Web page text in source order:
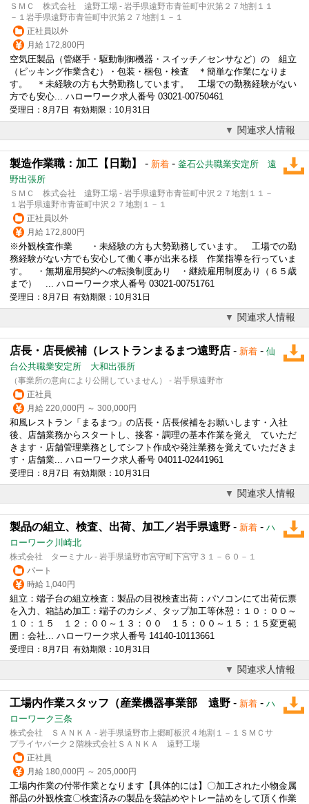
ＳＭＣ 株式会社 遠野工場 - 岩手県遠野市青笹町中沢第２７地割１１
－１岩手県遠野市青笹町中沢第２７地割１－１
正社員以外
月給 172,800円
空気圧製品（管継手・駆動制御機器・スイッチ／センサなど）の 組立
（ピッキング作業含む）・包装・梱包・検査 ＊簡単な作業になりま
す。 ＊未経験の方も大勢勤務しています。 工場での勤務経験がない
方でも安心... ハローワーク求人番号 03021-00750461
受理日：8月7日 有効期限：10月31日
関連求人情報
製造作業職：加工【日勤】 - 新着 - 釜石公共職業安定所 遠
野出張所
ＳＭＣ 株式会社 遠野工場 - 岩手県遠野市青笹町中沢２７地割１１－
１岩手県遠野市青笹町中沢２７地割１－１
正社員以外
月給 172,800円
※外観検査作業 ・未経験の方も大勢勤務しています。 工場での勤
務経験がない方でも安心して働く事が出来る様 作業指導を行っていま
す。 ・無期雇用契約への転換制度あり ・継続雇用制度あり（６５歳
まで） ... ハローワーク求人番号 03021-00751761
受理日：8月7日 有効期限：10月31日
関連求人情報
店長・店長候補（レストランまるまつ遠野店 - 新着 - 仙
台公共職業安定所 大和出張所
（事業所の意向により公開していません） - 岩手県遠野市
正社員
月給 220,000円 ～ 300,000円
和風レストラン「まるまつ」の店長・店長候補をお願いします・入社
後、店舗業務からスタートし、接客・調理の基本作業を覚え ていただ
きます・店舗管理業務としてシフト作成や発注業務を覚えていただきま
す・店舗業... ハローワーク求人番号 04011-02441961
受理日：8月7日 有効期限：10月31日
関連求人情報
製品の組立、検査、出荷、加工／岩手県遠野 - 新着 - ハ
ローワーク川崎北
株式会社 ターミナル - 岩手県遠野市宮守町下宮守３１－６０－１
パート
時給 1,040円
組立：端子台の組立検査：製品の目視検査出荷：パソコンにて出荷伝票
を入力、箱詰め加工：端子のカシメ、タップ加工等休憩：１０：００～
１０：１５ １２：００～１３：００ １５：００～１５：１５変更範
囲：会社... ハローワーク求人番号 14140-10113661
受理日：8月7日 有効期限：10月31日
関連求人情報
工場内作業スタッフ（産業機器事業部 遠野 - 新着 - ハ
ローワーク三条
株式会社 ＳＡＮＫＡ - 岩手県遠野市上郷町板沢４地割１－１ＳＭＣサ
プライヤパーク２階株式会社ＳＡＮＫＡ 遠野工場
正社員
月給 180,000円 ～ 205,000円
工場内作業の付帯作業となります【具体的には】〇加工された小物金属
部品の外観検査〇検査済みの製品を袋詰めやトレー詰めをして頂く作業